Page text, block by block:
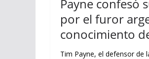
Payne confesó
por el furor
conocimiento
Tim Payne, el defensor de